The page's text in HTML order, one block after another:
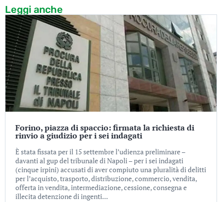
Leggi anche
Forino, piazza di spaccio: firmata la richiesta di
rinvio a giudizio per i sei indagati
È stata fissata per il 15 settembre l’udienza preliminare –
davanti al gup del tribunale di Napoli – per i sei indagati
(cinque irpini) accusati di aver compiuto una pluralità di delitti
per l’acquisto, trasporto, distribuzione, commercio, vendita,
offerta in vendita, intermediazione, cessione, consegna e
illecita detenzione di ingenti...